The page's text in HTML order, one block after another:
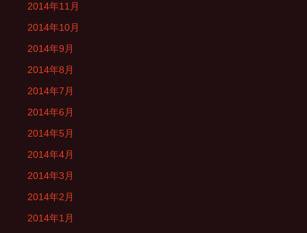
2014年11月
2014年10月
2014年9月
2014年8月
2014年7月
2014年6月
2014年5月
2014年4月
2014年3月
2014年2月
2014年1月